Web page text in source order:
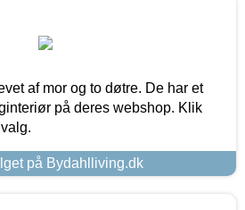
af mor og to døtre. De har et
på deres webshop. Klik
på Bydahlliving.dk